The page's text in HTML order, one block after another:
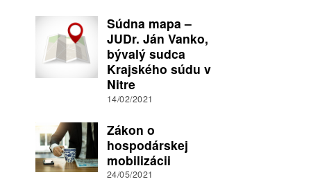
Súdna mapa –
JUDr. Ján Vanko,
bývalý sudca
Krajského súdu v
Nitre
14/02/2021
Zákon o
hospodárskej
mobilizácii
24/05/2021